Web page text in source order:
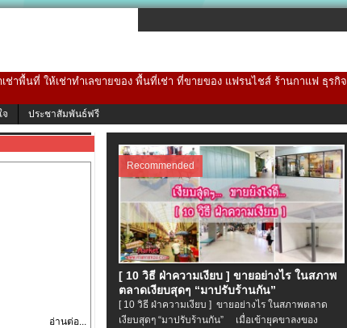
าพื้นที่ ให้เช่าทำเลขายของ พื้นที่เช่า ที่ขายของ แฟรนไชส์ ร้านกาแฟ ธุรกิจ
จ ประชาสัมพันธ์ฟรี
อ่านต่อ...
Recommended
[ 10 วิธี ฝ่าความเงียบ ] ขายอย่างไร ในสภาพ
ตลาดเงียบสุดๆ “มาปรับร้านกัน”
[ 10 วิธี ฝ่าความเงียบ ] ขายอย่างไร ในสภาพตลาด
เงียบสุดๆ “มาปรับร้านกัน” เมื่อเข้ายุคขาลงของ